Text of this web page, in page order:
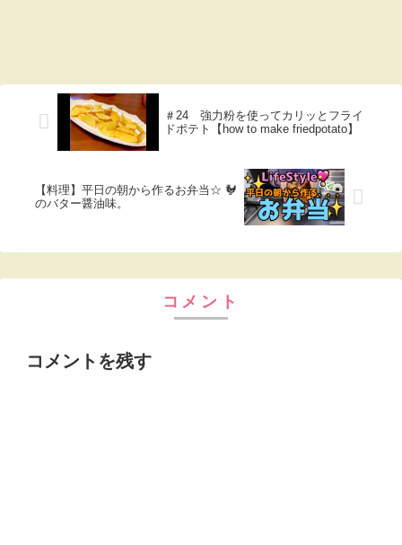
＃24 強力粉を使ってカリッとフライ
ドポテト【how to make friedpotato】
【料理】平日の朝から作るお弁当☆ 🐓
のバター醤油味。
コメント
コメントを残す